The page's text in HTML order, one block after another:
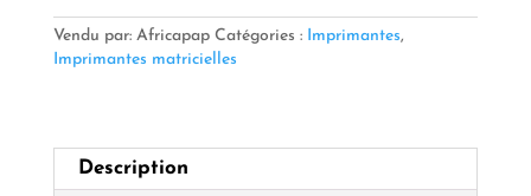
DASCOM
2600
Vendu par: Africapap Catégories : Imprimantes,
Imprimantes matricielles
Description